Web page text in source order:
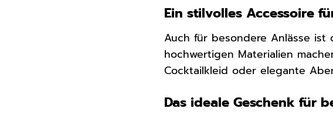
Ein stilvolles Accessoire
Auch für besondere Anlässe ist
hochwertigen Materialien
Cocktailkleid oder elegante
Das ideale Geschenk für